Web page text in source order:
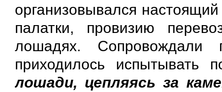
организовывался
палатки, провизию
лошадях. Сопровождали
приходилось испытывать
лошади, цепляясь за